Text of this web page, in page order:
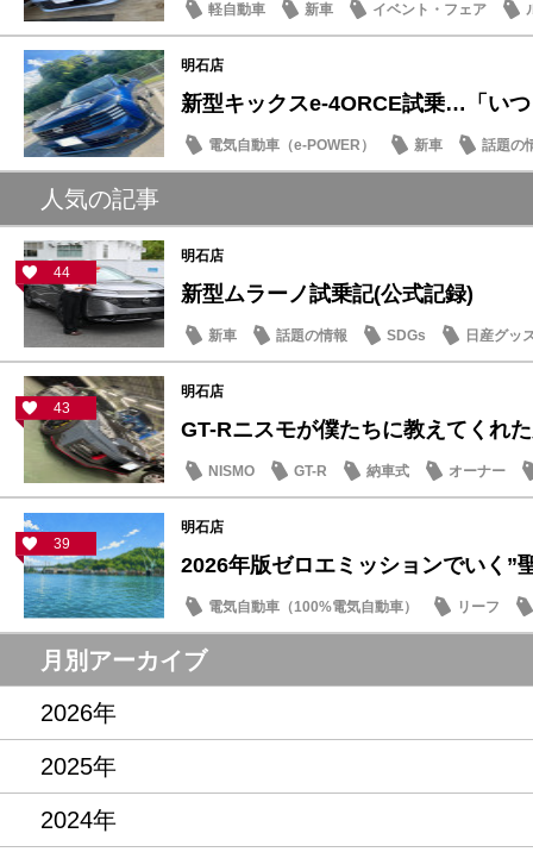
軽自動車 新車 イベント・フェア
明石店
新型キックスe-4ORCE試乗…「い
電気自動車（e-POWER） 新車 話題の
人気の記事
44
明石店
新型ムラーノ試乗記(公式記録)
新車 話題の情報 SDGs 日産グッ
43
明石店
GT-Rニスモが僕たちに教えてくれ
NISMO GT-R 納車式 オーナー
39
明石店
2026年版ゼロエミッションでいく”
電気自動車（100%電気自動車）
リーフ
話題の情報
月別アーカイブ
2026年
2025年
2024年